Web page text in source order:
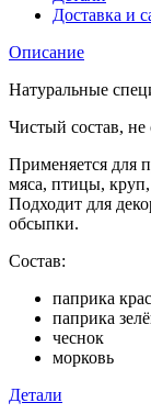
Доставка и
Описание
Натуральные
Чистый состав, не
Применяется для
мяса, птицы,
Подходит для
обсыпки.
Состав:
паприка
паприка
чеснок
морковь
Детали